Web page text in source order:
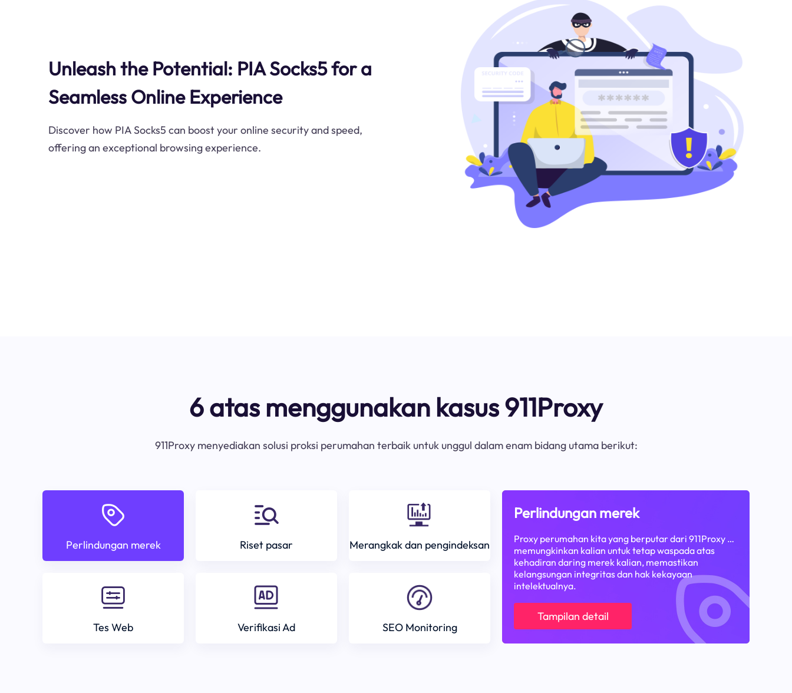
Unleash the Potential: PIA Socks5 for a
Seamless Online Experience
Discover how PIA Socks5 can boost your online security and speed,
offering an exceptional browsing experience.
6 atas menggunakan kasus 911Proxy
911Proxy menyediakan solusi proksi perumahan terbaik untuk unggul dalam enam bidang utama berikut:
Perlindungan merek Riset pasar Merangkak dan pengindeksan
Tes Web Verifikasi Ad SEO Monitoring
Perlindungan merek
Proxy perumahan kita yang berputar dari 911Proxy …
memungkinkan kalian untuk tetap waspada atas
kehadiran daring merek kalian, memastikan
kelangsungan integritas dan hak kekayaan
intelektualnya.
Tampilan detail